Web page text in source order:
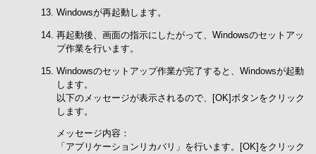
Windowsが再起動します。
再起動後、画面の指示にしたがって、Windowsのセットアッ
プ作業を行います。
Windowsのセットアップ作業が完了すると、Windowsが起動
します。
以下のメッセージが表示されるので、[OK]ボタンをクリック
します。
メッセージ内容：
「アプリケーションリカバリ」を行います。[OK]をクリック